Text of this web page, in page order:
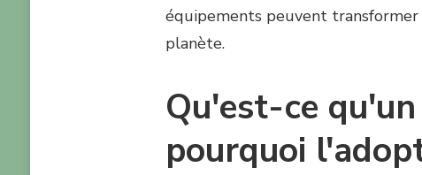
équipements peuvent
planète.
Qu'est-ce
pourquoi